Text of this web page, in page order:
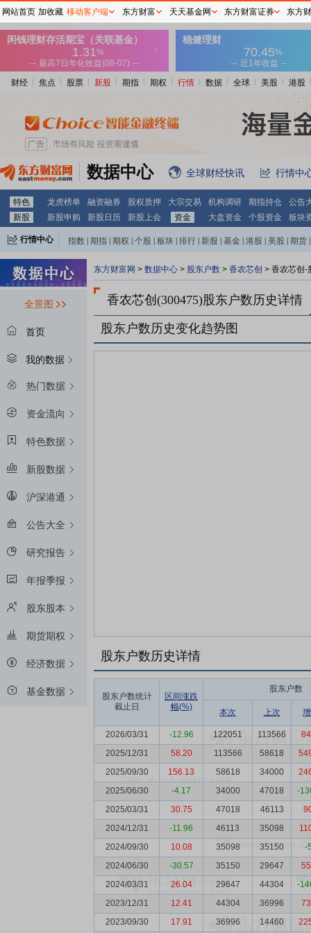
财经 焦点 股票 新股 期指 期权 行情 数据 全球 美股 港股
数据中心 全球财经快讯 行情中
特色 龙虎榜单 融资融券 股权质押 大宗交易 机构调研 期指持仓
公告
新股
新股申购 新股日历 新股上会 资金 大盘资金 个股资金 板块
行情中心 指数 期指 期权 个股 板块 排行 新股 基金 港股 美股 期货
全景图
首页
我的数据
热门数据
资金流向
特色数据
新股数据
沪深港通
公告大全
研究报告
年报季报
股东股本
期货期权
经济数据
基金数据
东方财富网 > 数据中心 > 股东户数 > 香农芯创 > 香农芯创-
香农芯创(300475)股东户数历史详情
股东户数历史变化趋势图
股东户数历史详情
股东户数统计
截止日
区间涨跌
幅(%)
股东户数
本次 上次
2026/03/31 -12.96 122051 113566
2025/12/31
58.20 113566 58618
2025/09/30
156.13 58618 34000
2025/06/30
-4.17 34000 47018
-
2025/03/31
30.75 47018 46113
2024/12/31
-11.96 46113 35098
2024/09/30
10.08 35098 35150
-
2024/06/30
-30.57 35150 29647
2024/03/31
26.04 29647 44304
-
2023/12/31
12.41 44304 36996
2023/09/30
17.91 36996 14460
网站首页 加收藏 移动客户端 东方财富 天天基金网 东方财富证券 东方